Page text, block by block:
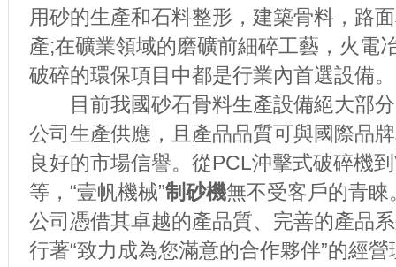
用砂的生產和石料整形，建築骨料，路
產;在礦業領域的磨礦前細碎工藝，火電
破碎的環保項目中都是行業內首選設備。
目前我國砂石骨料生產設備絕大部分
公司生產供應，且產品品質可與國際品
良好的市場信譽。從PCL沖擊式破碎機
等，“壹帆機械”制砂機無不受客戶的青
公司憑借其卓越的產品質、完善的產品
行著“致力成為您滿意的合作夥伴”的經